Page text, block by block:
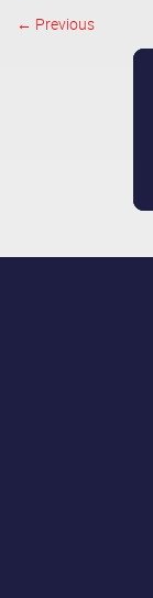
Image navigation
← Previous